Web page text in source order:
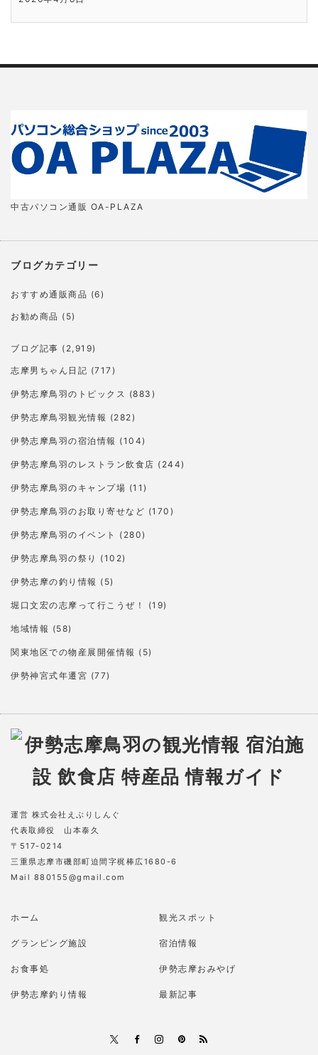
中古パソコン通販 OA-PLAZA
ブログカテゴリー
おすすめ通販商品 (6)
お勧め商品 (5)
ブログ記事 (2,919)
志摩男ちゃん日記 (717)
伊勢志摩鳥羽のトピックス (883)
伊勢志摩鳥羽観光情報 (282)
伊勢志摩鳥羽の宿泊情報 (104)
伊勢志摩鳥羽のレストラン飲食店 (244)
伊勢志摩鳥羽のキャンプ場 (11)
伊勢志摩鳥羽のお取り寄せなど (170)
伊勢志摩鳥羽のイベント (280)
伊勢志摩鳥羽の祭り (102)
伊勢志摩の釣り情報 (5)
堀口文宏の志摩って行こうぜ！ (19)
地域情報 (58)
関東地区での物産展開催情報 (5)
伊勢神宮式年遷宮 (77)
運営 株式会社えぶりしんぐ
代表取締役 山本泰久
〒517-0214
三重県志摩市磯部町迫間字梶棒広1680-6
Mail 880155@gmail.com
ホーム 観光スポット
グランピング施設 宿泊情報
お食事処 伊勢志摩おみやげ
伊勢志摩釣り情報 最新記事
Facebook
Instagram
Pinterest
RSS